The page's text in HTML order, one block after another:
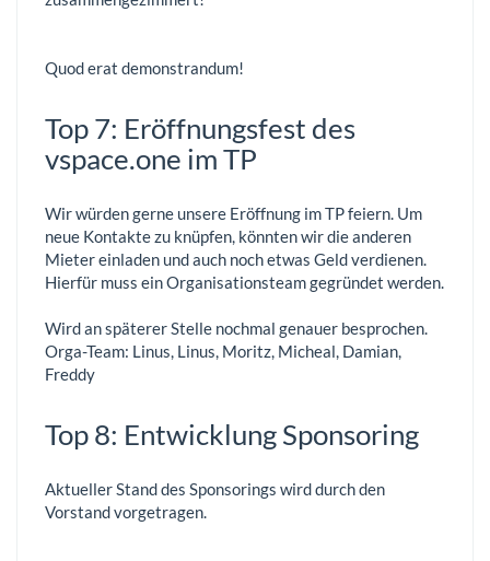
Quod erat demonstrandum!
Top 7: Eröffnungsfest des
vspace.one im TP
Wir würden gerne unsere Eröffnung im TP feiern. Um
neue Kontakte zu knüpfen, könnten wir die anderen
Mieter einladen und auch noch etwas Geld verdienen.
Hierfür muss ein Organisationsteam gegründet werden.
Wird an späterer Stelle nochmal genauer besprochen.
Orga-Team: Linus, Linus, Moritz, Micheal, Damian,
Freddy
Top 8: Entwicklung Sponsoring
Aktueller Stand des Sponsorings wird durch den
Vorstand vorgetragen.